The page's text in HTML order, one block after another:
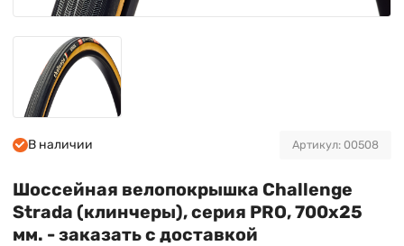
В наличии Артикул: 00508
Шоссейная велопокрышка Challenge
Strada (клинчеры), серия PRO, 700х25
мм. - заказать с доставкой